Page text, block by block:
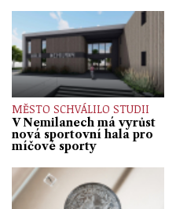
MĚSTO SCHVÁLILO STUDII
V Nemilanech má vyrůst
nová sportovní hala pro
míčové sporty